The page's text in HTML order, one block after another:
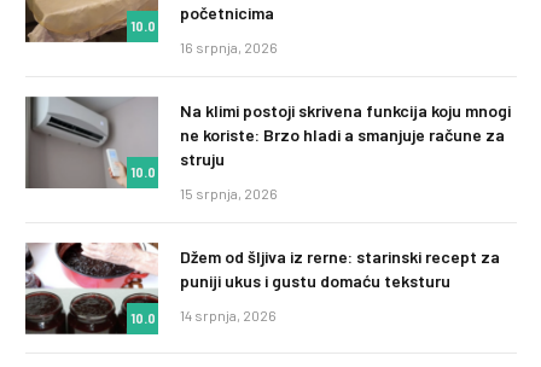
10.0
početnicima
16 srpnja, 2026
10.0
Na klimi postoji skrivena funkcija koju mnogi
ne koriste: Brzo hladi a smanjuje račune za
struju
15 srpnja, 2026
10.0
Džem od šljiva iz rerne: starinski recept za
puniji ukus i gustu domaću teksturu
14 srpnja, 2026